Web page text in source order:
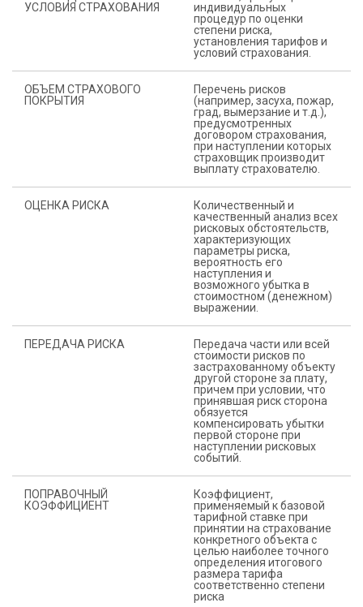
УСЛОВИЯ СТРАХОВАНИЯ
индивидуальных
процедур по оценки
степени риска,
установления тарифов и
условий страхования.
ОБЪЕМ СТРАХОВОГО
ПОКРЫТИЯ
Перечень рисков
(например, засуха, пожар,
град, вымерзание и т.д.),
предусмотренных
договором страхования,
при наступлении которых
страховщик производит
выплату страхователю.
ОЦЕНКА РИСКА
Количественный и
качественный анализ всех
рисковых обстоятельств,
характеризующих
параметры риска,
вероятность его
наступления и
возможного убытка в
стоимостном (денежном)
выражении.
ПЕРЕДАЧА РИСКА
Передача части или всей
стоимости рисков по
застрахованному объекту
другой стороне за плату,
причем при условии, что
принявшая риск сторона
обязуется
компенсировать убытки
первой стороне при
наступлении рисковых
событий.
ПОПРАВОЧНЫЙ
КОЭФФИЦИЕНТ
Коэффициент,
применяемый к базовой
тарифной ставке при
принятии на страхование
конкретного объекта с
целью наиболее точного
определения итогового
размера тарифа
соответственно степени
риска